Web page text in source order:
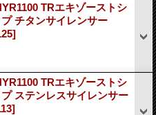
TRエキゾーストシ
チタンサイレンサー
TRエキゾーストシ
ステンレスサイレンサー